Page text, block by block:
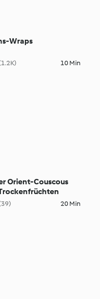
Wraps
10 Min
Orient-Couscous
20 Min